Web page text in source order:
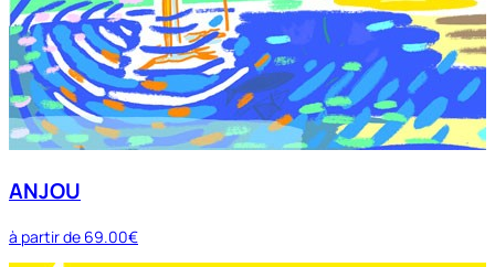
ANJOU
à partir de 69.00€